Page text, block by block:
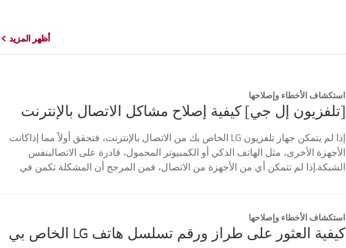
أظهر المزيد
استكشاف الأخطاء وإصلاحها
[تلفزيون إل جي] كيفية إصلاح مشاكل الاتصال بالإنترنت
إذا لم يتمكن جهاز تلفزيون LG الخاص بك من الاتصال بالإنترنت، فتحقق أولاً مما إذاكانت
الأجهزة الأخرى، مثل الهاتف الذكي أو الكمبيوتر المحمول، قادرة على الاتصالبنفس
الشبكة.إذا لم تتمكن أي من الأجهزة من الاتصال، فمن المرجح أن المشكلة تكمن في
استكشاف الأخطاء وإصلاحها
كيفية العثور على طراز ورقم تسلسل هاتف LG الخاص بي
أظهر المزيد